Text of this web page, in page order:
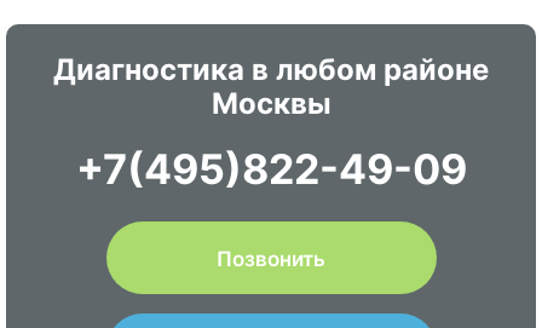
Диагностика в любом районе
Москвы
+7(495)822-49-09
Позвонить